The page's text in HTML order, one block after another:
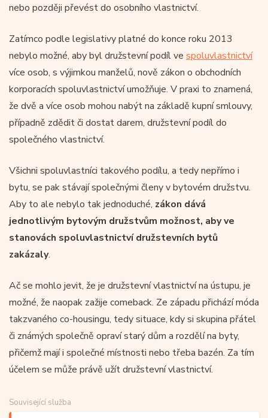
nebo později převést do osobního vlastnictví.
Zatímco podle legislativy platné do konce roku 2013
nebylo možné, aby byl družstevní podíl ve spoluvlastnictví
více osob, s výjimkou manželů, nově zákon o obchodních
korporacích spoluvlastnictví umožňuje. V praxi to znamená,
že dvě a více osob mohou nabýt na základě kupní smlouvy,
případně zdědit či dostat darem, družstevní podíl do
společného vlastnictví.
Všichni spoluvlastníci takového podílu, a tedy nepřímo i
bytu, se pak stávají společnými členy v bytovém družstvu.
Aby to ale nebylo tak jednoduché, zákon dává
jednotlivým bytovým družstvům možnost, aby ve
stanovách spoluvlastnictví družstevních bytů
zakázaly.
Ač se mohlo jevit, že je družstevní vlastnictví na ústupu, je
možné, že naopak zažije comeback. Ze západu přichází móda
takzvaného co-housingu, tedy situace, kdy si skupina přátel
či známých společně opraví starý dům a rozdělí na byty,
přičemž mají i společné místnosti nebo třeba bazén. Za tím
účelem se může právě užít družstevní vlastnictví.
Související služba